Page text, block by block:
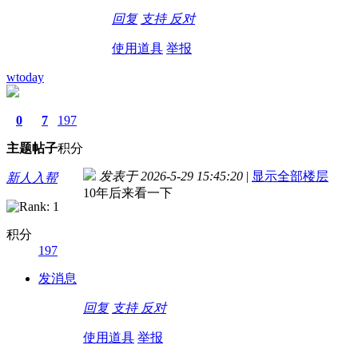
回复 支持 反对
使用道具 举报
wtoday
0
主题
7
帖子
197
积分
新人入帮
积分
197
发消息
发表于 2026-5-29 15:45:20 | 显示全部楼层
10年后来看一下
回复 支持 反对
使用道具 举报